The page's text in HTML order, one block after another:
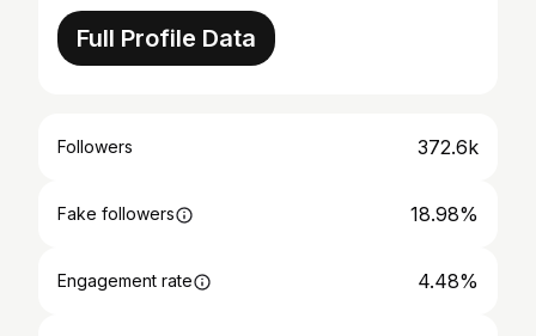
Full Profile Data
Followers 372.6k
Fake followers 18.98%
Engagement rate 4.48%